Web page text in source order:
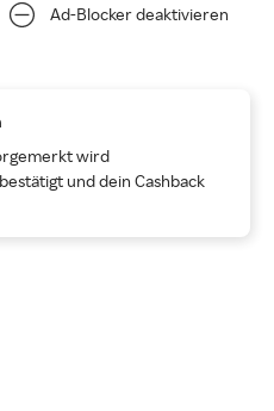
Ad-Blocker deaktivieren
wird
und dein Cashback